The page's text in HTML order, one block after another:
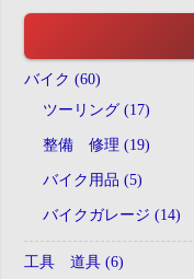
バイク (60)
ツーリング (17)
整備 修理 (19)
バイク用品 (5)
バイクガレージ (14)
工具 道具 (6)